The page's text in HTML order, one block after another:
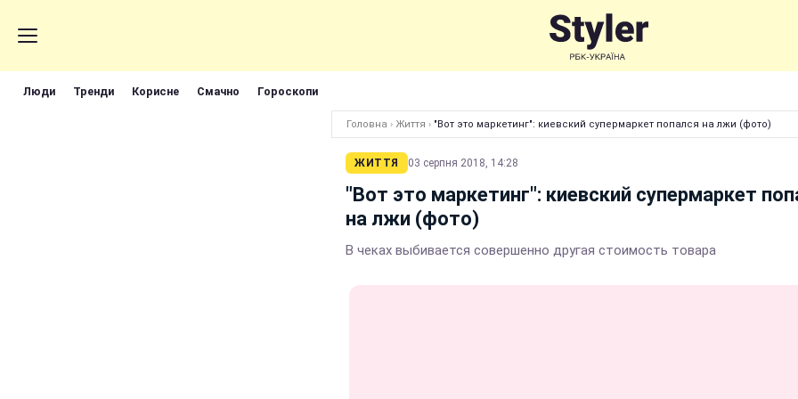
Люди Тренди Корисне Смачно Гороскопи
Головна › Життя › "Вот это маркетинг": киевский супермаркет попался на лжи (фото)
ЖИТТЯ 03 серпня 2018, 14:28
"Вот это маркетинг": киевский супермаркет
на лжи (фото)
В чеках выбивается совершенно другая стоимость товара